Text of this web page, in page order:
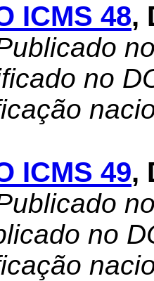
ICMS 48,
no
ICMS 49,
no